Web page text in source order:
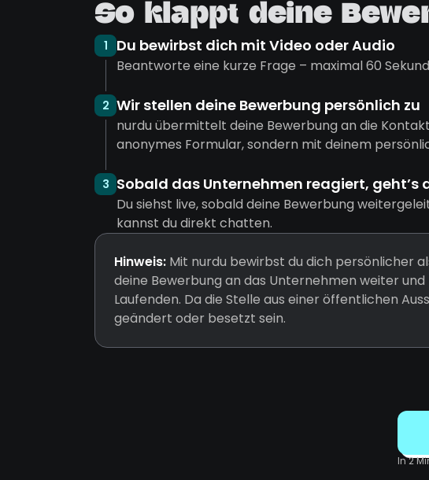
So klappt deine
1 Du bewirbst dich mit Video oder Audio
Beantworte eine kurze Frage – maximal 60
2 Wir stellen deine Bewerbung persönlich zu
nurdu übermittelt deine Bewerbung an die
anonymes Formular, sondern mit deinem
3 Sobald das Unternehmen reagiert, geht’s
Du siehst live, sobald deine Bewerbung
kannst du direkt chatten.
Hinweis: Mit nurdu bewirbst du dich persönlicher
deine Bewerbung an das Unternehmen weiter
Laufenden. Da die Stelle aus einer öffentlichen
geändert oder besetzt sein.
In 2